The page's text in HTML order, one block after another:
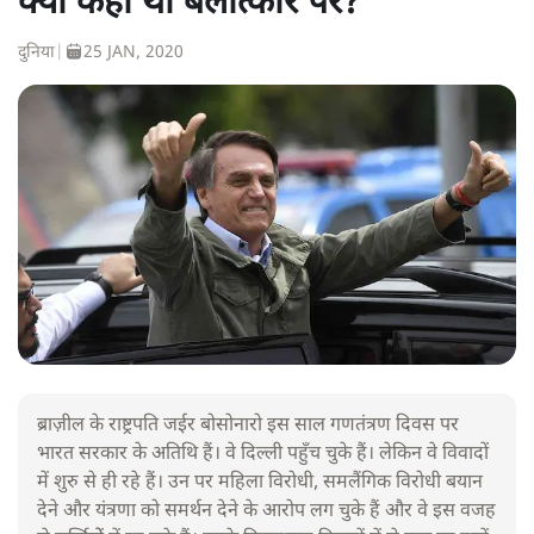
दुनिया 25 JAN, 2020
ब्राज़ील के राष्ट्रपति जईर बोसोनारो इस साल गणतंत्रण दिवस पर
भारत सरकार के अतिथि हैं। वे दिल्ली पहुँच चुके हैं। लेकिन वे विवादों
में शुरु से ही रहे हैं। उन पर महिला विरोधी, समलैंगिक विरोधी बयान
देने और यंत्रणा को समर्थन देने के आरोप लग चुके हैं और वे इस वजह